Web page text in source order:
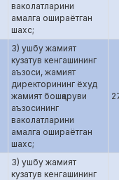
ваколатларини
амалга ошираётган
шахс;
3) ушбу жамият
кузатув кенгашининг
аъзоси, жамият
директорининг ёхуд
жамият бошқаруви
аъзосининг
ваколатларини
амалга ошираётган
шахс;
3) ушбу жамият
кузатув кенгашининг